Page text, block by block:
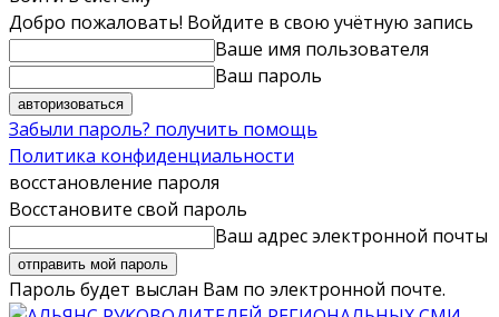
Добро пожаловать! Войдите в свою учётную запись
Ваше имя пользователя
Ваш пароль
Забыли пароль? получить помощь
Политика конфиденциальности
восстановление пароля
Восстановите свой пароль
Ваш адрес электронной почты
Пароль будет выслан Вам по электронной почте.